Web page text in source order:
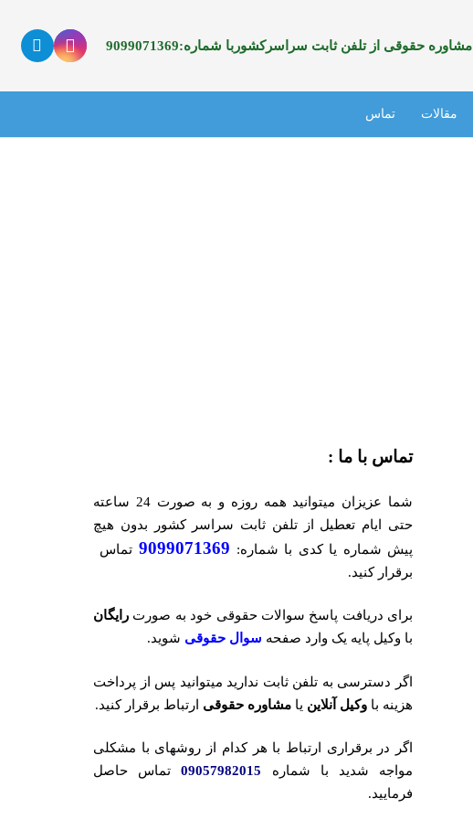
مشاوره حقوقی از تلفن ثابت سراسرکشوربا شماره:9099071369
مقالات تماس
تماس با ما :
شما عزیزان میتوانید همه روزه و به صورت 24 ساعته
حتی ایام تعطیل از تلفن ثابت سراسر کشور بدون هیچ
پیش شماره یا کدی با شماره: 9099071369 تماس
برقرار کنید.
برای دریافت پاسخ سوالات حقوقی خود به صورت رایگان
با وکیل پایه یک وارد صفحه سوال حقوقی شوید.
اگر دسترسی به تلفن ثابت ندارید میتوانید پس از پرداخت
هزینه با وکیل آنلاین یا مشاوره حقوقی ارتباط برقرار کنید.
اگر در برقراری ارتباط با هر کدام از روشهای با مشکلی
مواجه شدید با شماره 09057982015
تماس حاصل
فرمایید.